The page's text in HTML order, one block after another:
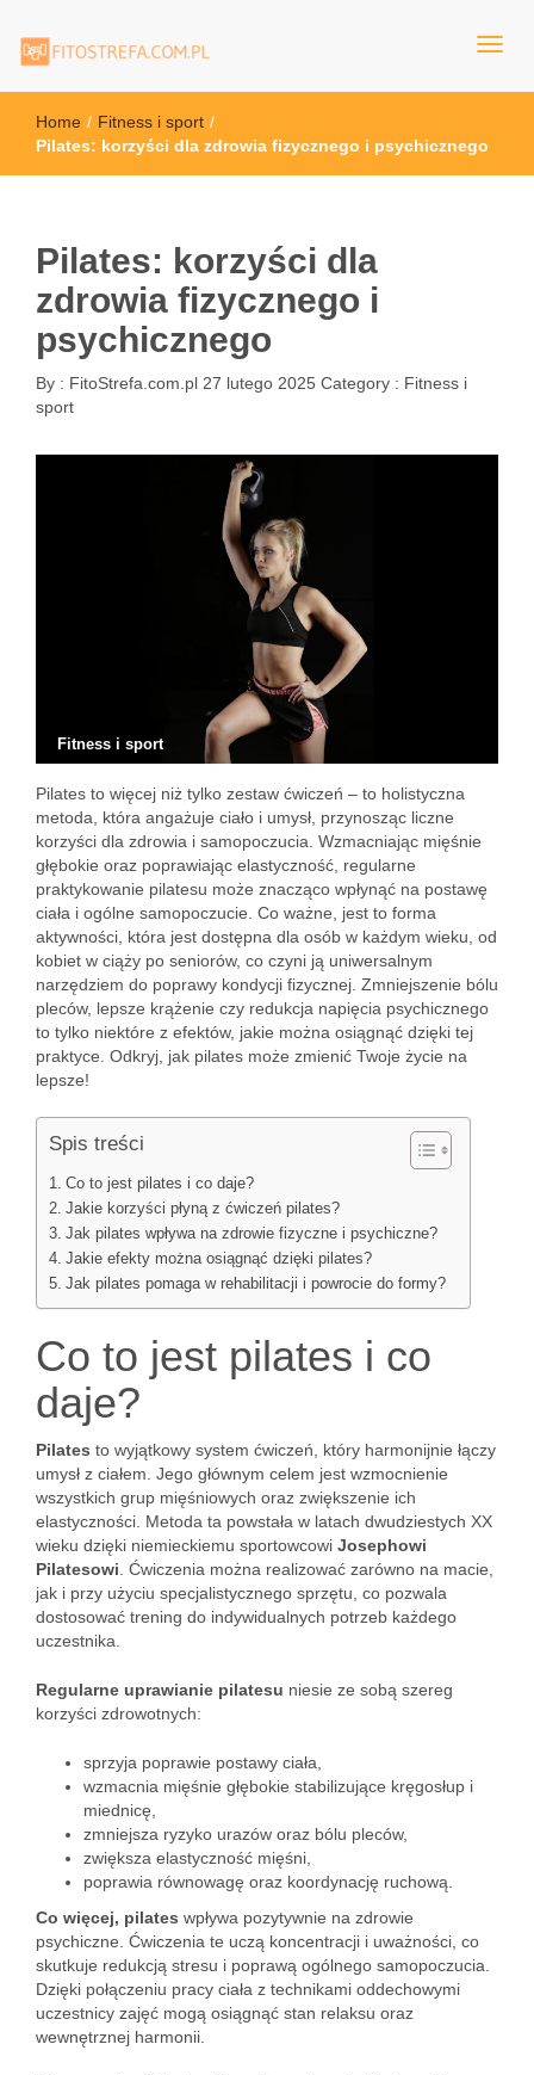
FitoStrefa.com.pl
Home / Fitness i sport /
Pilates: korzyści dla zdrowia fizycznego i psychicznego
Pilates: korzyści dla
zdrowia fizycznego i
psychicznego
By : FitoStrefa.com.pl 27 lutego 2025 Category : Fitness i
sport
Fitness i sport
Pilates to więcej niż tylko zestaw ćwiczeń – to holistyczna
metoda, która angażuje ciało i umysł, przynosząc liczne
korzyści dla zdrowia i samopoczucia. Wzmacniając mięśnie
głębokie oraz poprawiając elastyczność, regularne
praktykowanie pilatesu może znacząco wpłynąć na postawę
ciała i ogólne samopoczucie. Co ważne, jest to forma
aktywności, która jest dostępna dla osób w każdym wieku, od
kobiet w ciąży po seniorów, co czyni ją uniwersalnym
narzędziem do poprawy kondycji fizycznej. Zmniejszenie bólu
pleców, lepsze krążenie czy redukcja napięcia psychicznego
to tylko niektóre z efektów, jakie można osiągnąć dzięki tej
praktyce. Odkryj, jak pilates może zmienić Twoje życie na
lepsze!
Spis treści
Co to jest pilates i co daje?
Jakie korzyści płyną z ćwiczeń pilates?
Jak pilates wpływa na zdrowie fizyczne i psychiczne?
Jakie efekty można osiągnąć dzięki pilates?
Jak pilates pomaga w rehabilitacji i powrocie do formy?
Co to jest pilates i co
daje?
Pilates to wyjątkowy system ćwiczeń, który harmonijnie łączy
umysł z ciałem. Jego głównym celem jest wzmocnienie
wszystkich grup mięśniowych oraz zwiększenie ich
elastyczności. Metoda ta powstała w latach dwudziestych XX
wieku dzięki niemieckiemu sportowcowi Josephowi
Pilatesowi . Ćwiczenia można realizować zarówno na macie,
jak i przy użyciu specjalistycznego sprzętu, co pozwala
dostosować trening do indywidualnych potrzeb każdego
uczestnika.
Regularne uprawianie pilatesu niesie ze sobą szereg
korzyści zdrowotnych:
sprzyja poprawie postawy ciała,
wzmacnia mięśnie głębokie stabilizujące kręgosłup i
miednicę,
zmniejsza ryzyko urazów oraz bólu pleców,
zwiększa elastyczność mięśni,
poprawia równowagę oraz koordynację ruchową.
Co więcej, pilates wpływa pozytywnie na zdrowie
psychiczne. Ćwiczenia te uczą koncentracji i uważności, co
skutkuje redukcją stresu i poprawą ogólnego samopoczucia.
Dzięki połączeniu pracy ciała z technikami oddechowymi
uczestnicy zajęć mogą osiągnąć stan relaksu oraz
wewnętrznej harmonii.